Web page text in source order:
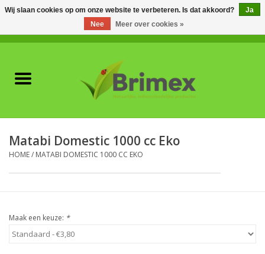
Plagen & Ziekten
Meststoffen en
Bodemverbeteraars
Matabi Domestic 1000 cc Eko
HOME/ MATABI DOMESTIC 1000 CC EKO
Maak een keuze: *
Wij slaan cookies op om onze website te verbeteren. Is dat akkoord?
Ja
Nee
Meer over cookies »